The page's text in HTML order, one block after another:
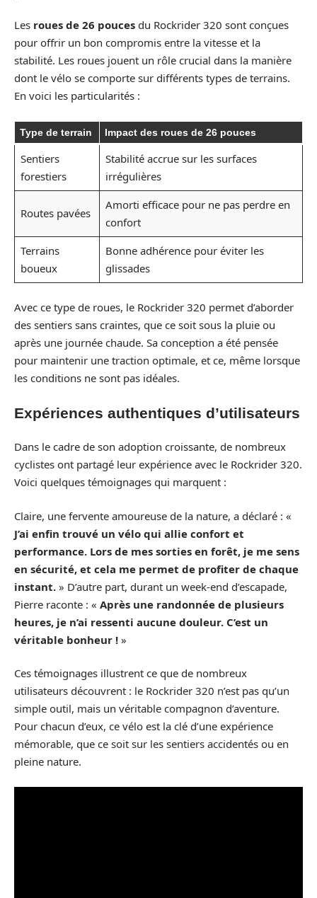
Les roues de 26 pouces du Rockrider 320 sont conçues
pour offrir un bon compromis entre la vitesse et la
stabilité. Les roues jouent un rôle crucial dans la manière
dont le vélo se comporte sur différents types de terrains.
En voici les particularités :
Type de terrain Impact des roues de 26 pouces
Sentiers
forestiers
Stabilité accrue sur les surfaces
irrégulières
Routes pavées
Amorti efficace pour ne pas perdre en
confort
Terrains
boueux
Bonne adhérence pour éviter les
glissades
Avec ce type de roues, le Rockrider 320 permet d’aborder
des sentiers sans craintes, que ce soit sous la pluie ou
après une journée chaude. Sa conception a été pensée
pour maintenir une traction optimale, et ce, même lorsque
les conditions ne sont pas idéales.
Expériences authentiques d’utilisateurs
Dans le cadre de son adoption croissante, de nombreux
cyclistes ont partagé leur expérience avec le Rockrider 320.
Voici quelques témoignages qui marquent :
Claire, une fervente amoureuse de la nature, a déclaré : «
J’ai enfin trouvé un vélo qui allie confort et
performance. Lors de mes sorties en forêt, je me sens
en sécurité, et cela me permet de profiter de chaque
instant. » D’autre part, durant un week-end d’escapade,
Pierre raconte : « Après une randonnée de plusieurs
heures, je n’ai ressenti aucune douleur. C’est un
véritable bonheur ! »
Ces témoignages illustrent ce que de nombreux
utilisateurs découvrent : le Rockrider 320 n’est pas qu’un
simple outil, mais un véritable compagnon d’aventure.
Pour chacun d’eux, ce vélo est la clé d’une expérience
mémorable, que ce soit sur les sentiers accidentés ou en
pleine nature.